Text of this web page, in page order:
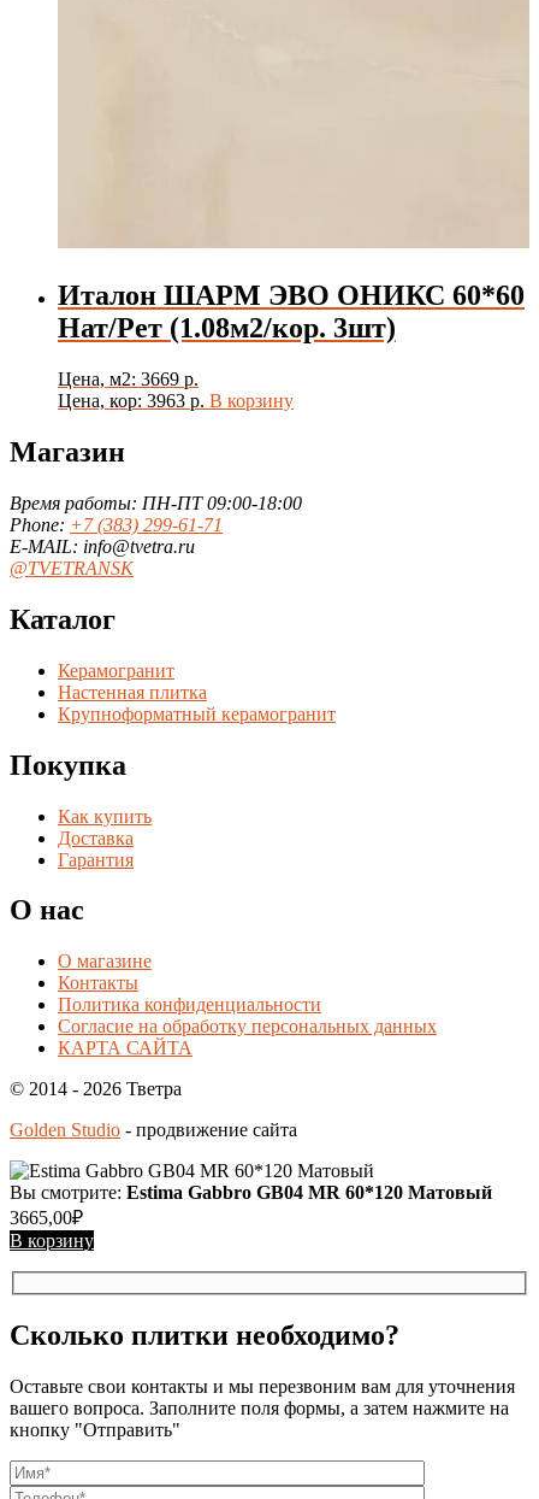
Италон ШАРМ ЭВО ОНИКС 60*60
Нат/Рет (1.08м2/кор. 3шт)
Цена, м2: 3669 р.
Цена, кор: 3963 р. В корзину
Магазин
Время работы: ПН-ПТ 09:00-18:00
Phone: +7 (383) 299-61-71
E-MAIL: info@tvetra.ru
@TVETRANSK
Каталог
Керамогранит
Настенная плитка
Крупноформатный керамогранит
Покупка
Как купить
Доставка
Гарантия
О нас
О магазине
Контакты
Политика конфиденциальности
Согласие на обработку персональных данных
КАРТА САЙТА
© 2014 - 2026 Тветра
Golden Studio - продвижение сайта
Вы смотрите: Estima Gabbro GB04 MR 60*120 Матовый
3665,00₽
В корзину
Сколько плитки необходимо?
Оставьте свои контакты и мы перезвоним вам для уточнения
вашего вопроса. Заполните поля формы, а затем нажмите на
кнопку "Отправить"